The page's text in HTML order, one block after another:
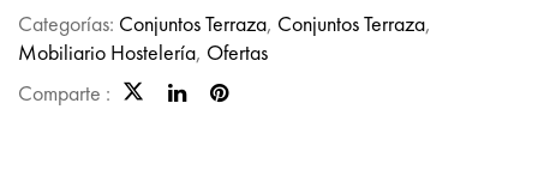
Categorías: Conjuntos Terraza, Conjuntos Terraza,
Mobiliario Hostelería, Ofertas
Comparte :